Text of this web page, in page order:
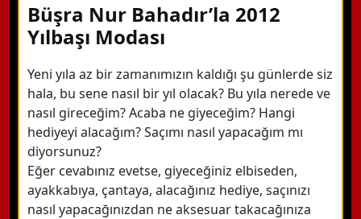
Büşra Nur Bahadır’la 2012
Yılbaşı Modası
Yeni yıla az bir zamanımızın kaldığı şu günlerde siz
hala, bu sene nasıl bir yıl olacak? Bu yıla nerede ve
nasıl gireceğim? Acaba ne giyeceğim? Hangi
hediyeyi alacağım? Saçımı nasıl yapacağım mı
diyorsunuz?
Eğer cevabınız evetse, giyeceğiniz elbiseden,
ayakkabıya, çantaya, alacağınız hediye, saçınızı
nasıl yapacağınızdan ne aksesuar takacağınıza